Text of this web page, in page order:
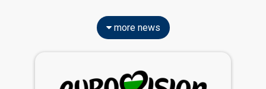
more news